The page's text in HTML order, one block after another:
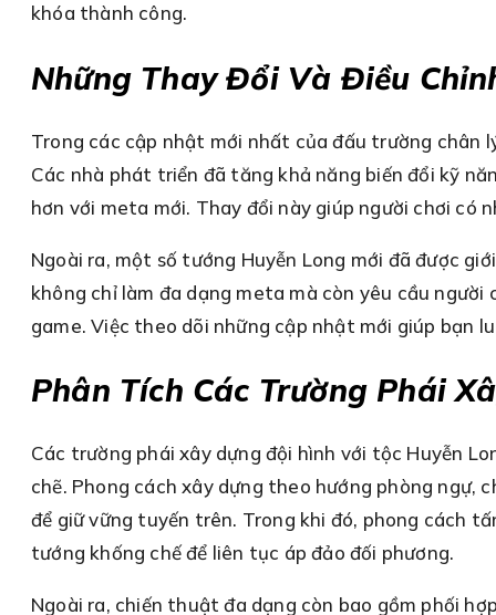
khóa thành công.
Những Thay Đổi Và Điều
Trong các cập nhật mới nhất của đấu trường chân
Các nhà phát triển đã tăng khả năng biến đổi kỹ
hơn với meta mới. Thay đổi này giúp người chơi
Ngoài ra, một số tướng Huyễn Long mới đã được
không chỉ làm đa dạng meta mà còn yêu cầu
game. Việc theo dõi những cập nhật mới giúp bạn
Phân Tích Các Trường Phái
Các trường phái xây dựng đội hình với tộc Huyễn
chẽ. Phong cách xây dựng theo hướng phòng
để giữ vững tuyến trên. Trong khi đó, phong cách
tướng khống chế để liên tục áp đảo đối phương.
Ngoài ra, chiến thuật đa dạng còn bao gồm phối